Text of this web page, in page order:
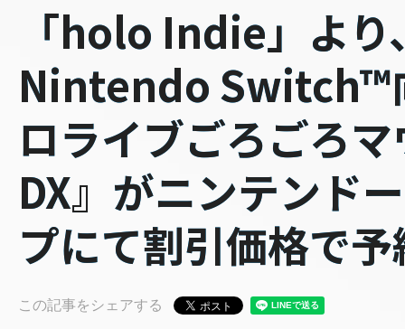
「holo Indie」より
Nintendo Switch™︎
ロライブごろごろ
DX』がニンテンド
プにて割引価格で
この記事をシェアする